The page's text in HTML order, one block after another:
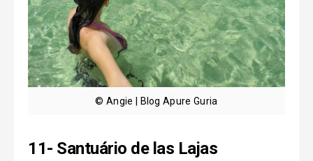
© Angie | Blog Apure Guria
11- Santuário de las Lajas